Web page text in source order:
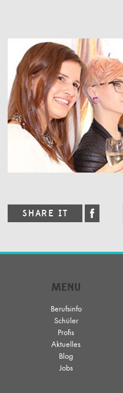
MENU
Berufsinfo
Schüler
Profis
Aktuelles
Blog
Jobs